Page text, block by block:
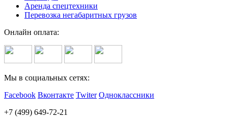
Аренда спецтехники
Перевозка негабаритных грузов
Онлайн оплата:
Мы в социальных сетях:
Facebook Вконтакте Twiter Одноклассники
+7 (499) 649-72-21